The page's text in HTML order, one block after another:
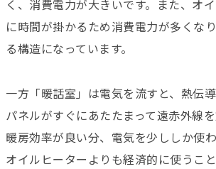
く、消費電力が大きいです。また、オ
に時間が掛かるため消費電力が多くな
る構造になっています。
一方「暖話室」は電気を流すと、熱伝
パネルがすぐにあたたまって遠赤外線を
暖房効率が良い分、電気を少ししか使
オイルヒーターよりも経済的に使うこと